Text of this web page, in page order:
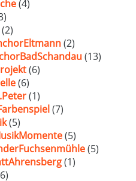
(4)
(2)
(2)
(13)
(6)
(6)
(1)
(7)
(5)
(5)
(5)
(1)